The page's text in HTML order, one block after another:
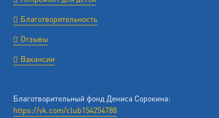
Благотворительность
Отзывы
Вакансии
Благотворительный фонд Дениса Сорокина:
https://vk.com/club154254788